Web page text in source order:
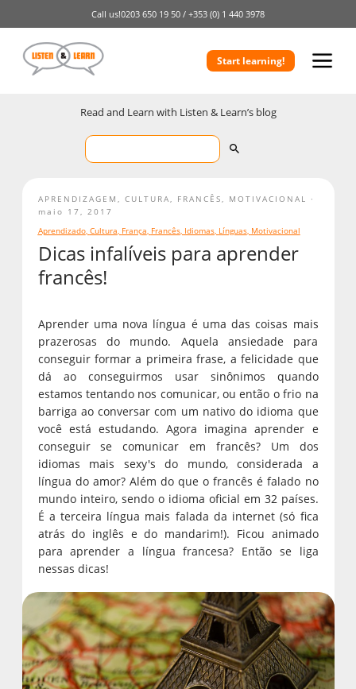
Call us!0203 650 19 50 / +353 (0) 1 440 3978
Start learning!
Read and Learn with Listen & Learn’s blog
Dicas infalíveis para aprender
francês!
Aprender uma nova língua é uma das coisas mais
prazerosas do mundo. Aquela ansiedade para
conseguir formar a primeira frase, a felicidade que
dá ao conseguirmos usar sinônimos quando
estamos tentando nos comunicar, ou então o frio na
barriga ao conversar com um nativo do idioma que
você está estudando. Agora imagina aprender e
conseguir se comunicar em francês? Um dos
idiomas mais sexy's do mundo, considerada a
língua do amor? Além do que o francês é falado no
mundo inteiro, sendo o idioma oficial em 32 países.
É a terceira língua mais falada da internet (só fica
atrás do inglês e do mandarim!). Ficou animado
para aprender a língua francesa? Então se liga
nessas dicas!
APRENDIZAGEM CULTURA FRANCÊS
MOTIVACIONAL
maio 17, 2017
Aprendizado, Cultura, França, Francês, Idiomas, Línguas, Motivacional